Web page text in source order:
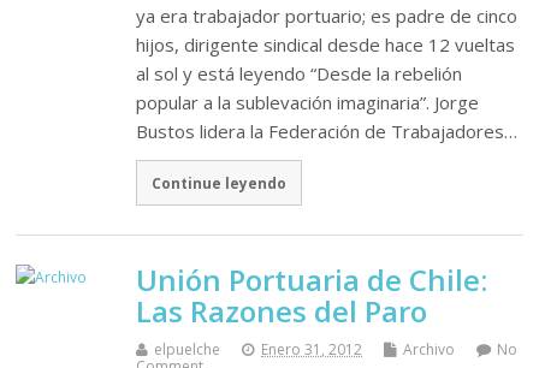
ya era trabajador portuario; es padre de cinco
hijos, dirigente sindical desde hace 12 vueltas
al sol y está leyendo “Desde la rebelión
popular a la sublevación imaginaria”. Jorge
Bustos lidera la Federación de Trabajadores…
Continue leyendo
Unión Portuaria de Chile:
Las Razones del Paro
elpuelche Enero 31, 2012 Archivo
No